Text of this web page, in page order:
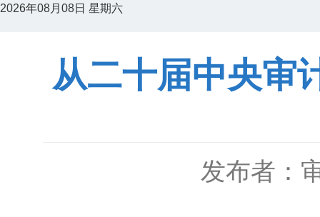
2026年08月08日 星期六
从二十届中央审
发布者：